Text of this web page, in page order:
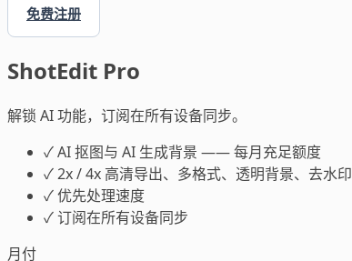
免费注册
ShotEdit Pro
解锁 AI 功能，订阅在所有设备同步。
✓AI 抠图与 AI 生成背景 —— 每月充足额度
✓2x / 4x 高清导出、多格式、透明背景、去水印
✓优先处理速度
✓订阅在所有设备同步
月付